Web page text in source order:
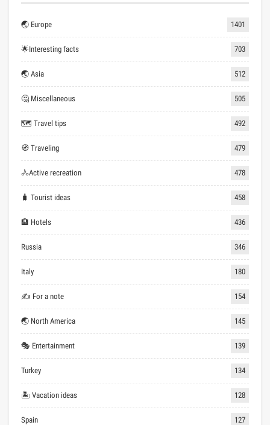
🌏 Europe 1401
🌟Interesting facts 703
🌏 Asia 512
🤔 Miscellaneous 505
🗺 Travel tips 492
🧭 Traveling 479
🚴Active recreation 478
🧳 Tourist ideas 458
🏨 Hotels 436
Russia 346
Italy 180
✍ For a note 154
🌏 North America 145
🎭 Entertainment 139
Turkey 134
🏝 Vacation ideas 128
Spain 127